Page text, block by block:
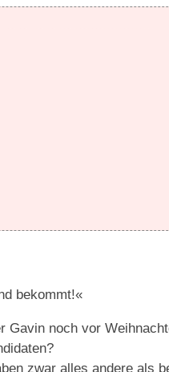
bekommt!«
Gavin noch vor
zwar alles andere als